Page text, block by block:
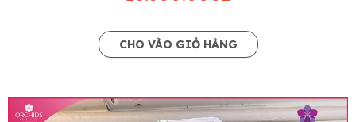
CHO VÀO GIỎ HÀNG